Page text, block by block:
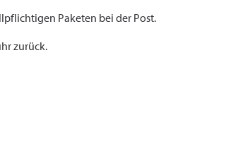
Paketen bei der Post.
zurück.